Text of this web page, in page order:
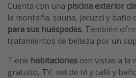
Cuenta con una piscina exterior
la montaña, sauna, jacuzzi y baño
para sus huéspedes. También
tratamientos de belleza por un
Tiene habitaciones con vistas a la
gratuito, TV, set de té y café y